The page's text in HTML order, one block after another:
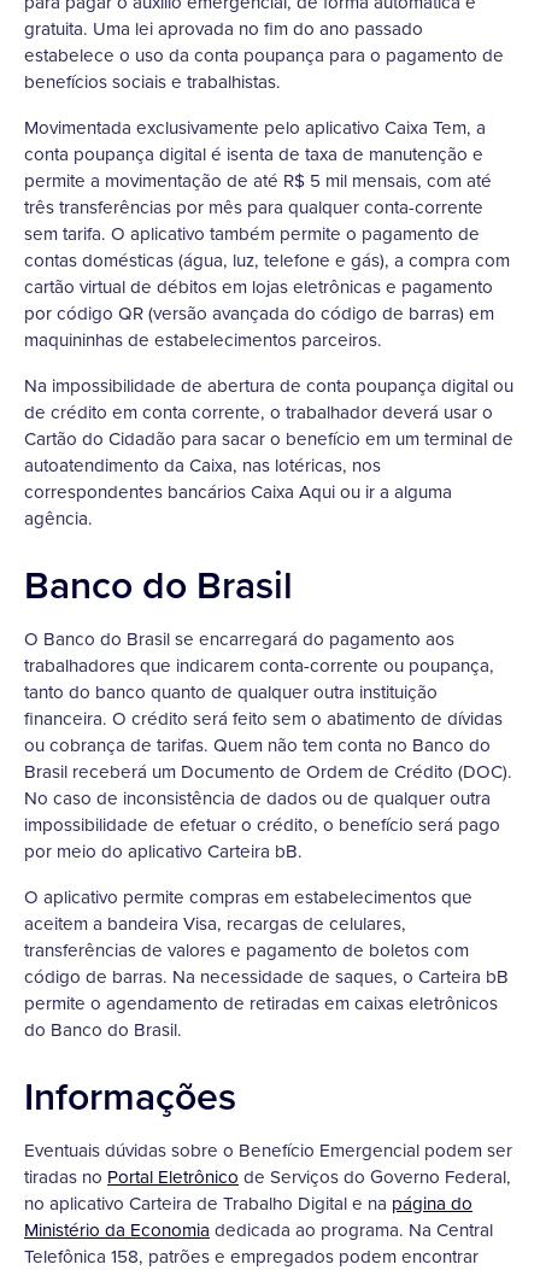
gratuita. Uma lei aprovada no fim do ano passado
estabelece o uso da conta poupança para o pagamento de
benefícios sociais e trabalhistas.
Movimentada exclusivamente pelo aplicativo Caixa Tem, a
conta poupança digital é isenta de taxa de manutenção e
permite a movimentação de até R$ 5 mil mensais, com até
três transferências por mês para qualquer conta-corrente
sem tarifa. O aplicativo também permite o pagamento de
contas domésticas (água, luz, telefone e gás), a compra com
cartão virtual de débitos em lojas eletrônicas e pagamento
por código QR (versão avançada do código de barras) em
maquininhas de estabelecimentos parceiros.
Na impossibilidade de abertura de conta poupança digital ou
de crédito em conta corrente, o trabalhador deverá usar o
Cartão do Cidadão para sacar o benefício em um terminal de
autoatendimento da Caixa, nas lotéricas, nos
correspondentes bancários Caixa Aqui ou ir a alguma
agência.
Banco do Brasil
O Banco do Brasil se encarregará do pagamento aos
trabalhadores que indicarem conta-corrente ou poupança,
tanto do banco quanto de qualquer outra instituição
financeira. O crédito será feito sem o abatimento de dívidas
ou cobrança de tarifas. Quem não tem conta no Banco do
Brasil receberá um Documento de Ordem de Crédito (DOC).
No caso de inconsistência de dados ou de qualquer outra
impossibilidade de efetuar o crédito, o benefício será pago
por meio do aplicativo Carteira bB.
O aplicativo permite compras em estabelecimentos que
aceitem a bandeira Visa, recargas de celulares,
transferências de valores e pagamento de boletos com
código de barras. Na necessidade de saques, o Carteira bB
permite o agendamento de retiradas em caixas eletrônicos
do Banco do Brasil.
Informações
Eventuais dúvidas sobre o Benefício Emergencial podem ser
tiradas no Portal Eletrônico de Serviços do Governo Federal,
no aplicativo Carteira de Trabalho Digital e na página do
Ministério da Economia dedicada ao programa. Na Central
Telefônica 158, patrões e empregados podem encontrar